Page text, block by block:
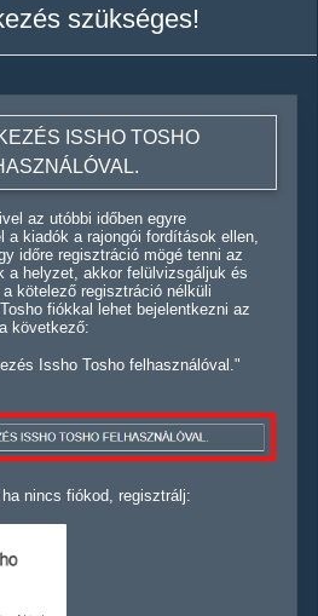
szükséges!
ISSHO TOSHO
az utóbbi időben egyre
a kiadók a rajongói fordítások ellen,
időre regisztráció mögé tenni az
a helyzet, akkor felülvizsgáljuk és
kötelező regisztráció nélküli
fiókkal lehet bejelentkezni az
következő:
Issho Tosho felhasználóval."
nincs fiókod, regisztrálj: